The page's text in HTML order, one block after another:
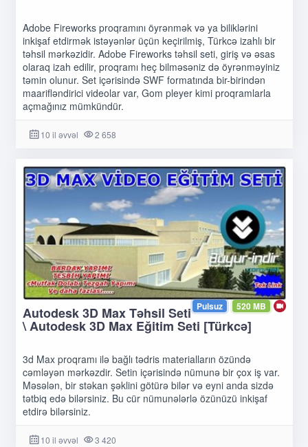
Adobe Fireworks proqramını öyrənmək və ya biliklərini
inkişaf etdirmək istəyənlər üçün keçirilmiş, Türkcə izahlı bir
təhsil mərkəzidir. Adobe Fireworks təhsil seti, giriş və əsas
olaraq izah edilir, proqramı heç bilməsəniz də öyrənməyiniz
təmin olunur. Set içərisində SWF formatında bir-birindən
maarifləndirici videolar var, Gom pleyer kimi proqramlarla
açmağınız mümkündür.
10 il əvvəl 2 658
520 MB
Pulsuz
Autodesk 3D Max Təhsil Seti
\ Autodesk 3D Max Eğitim Seti [Türkcə]
3d Max proqramı ilə bağlı tədris materialların özündə
cəmləyən mərkəzdir. Setin içərisində nümunə bir çox iş var.
Məsələn, bir stəkan şəklini götürə bilər və eyni anda sizdə
tətbiq edə bilərsiniz. Bu cür nümunələrlə özünüzü inkişaf
etdirə bilərsiniz.
10 il əvvəl 3 420